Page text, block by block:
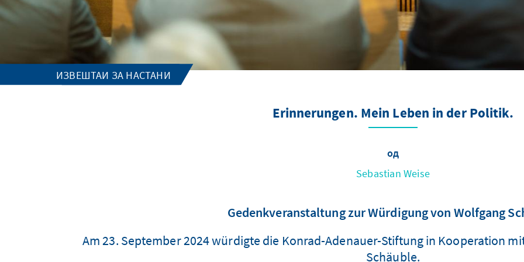
ИЗВЕШТАИ ЗА НАСТАНИ
Erinnerungen. Mein Leben in der Politik.
од
Sebastian Weise
Gedenkveranstaltung zur Würdigung von Wolfgang
Am 23. September 2024 würdigte die Konrad-Adenauer-Stiftung in Kooperation
Schäuble.